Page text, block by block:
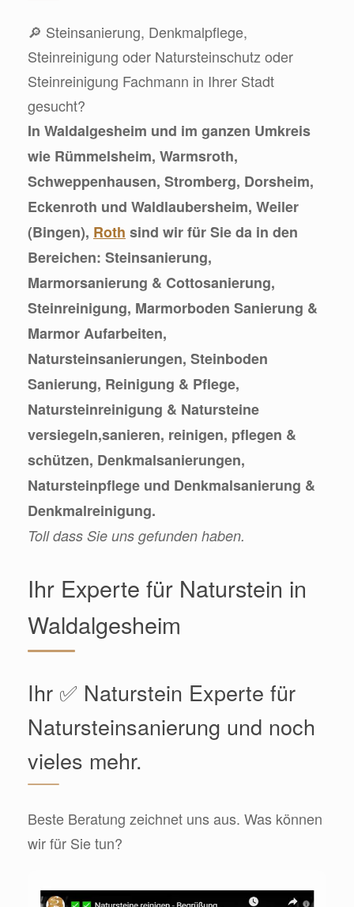
🔎 Steinsanierung, Denkmalpflege,
Steinreinigung oder Natursteinschutz oder
Steinreinigung Fachmann in Ihrer Stadt
gesucht?
In Waldalgesheim und im ganzen Umkreis
wie Rümmelsheim, Warmsroth,
Schweppenhausen, Stromberg, Dorsheim,
Eckenroth und Waldlaubersheim, Weiler
(Bingen), Roth sind wir für Sie da in den
Bereichen: Steinsanierung,
Marmorsanierung & Cottosanierung,
Steinreinigung, Marmorboden Sanierung &
Marmor Aufarbeiten,
Natursteinsanierungen, Steinboden
Sanierung, Reinigung & Pflege,
Natursteinreinigung & Natursteine
versiegeln,sanieren, reinigen, pflegen &
schützen, Denkmalsanierungen,
Natursteinpflege und Denkmalsanierung &
Denkmalreinigung.
Toll dass Sie uns gefunden haben.
Ihr Experte für Naturstein in
Waldalgesheim
Ihr ✅ Naturstein Experte für
Natursteinsanierung und noch
vieles mehr.
Beste Beratung zeichnet uns aus. Was können
wir für Sie tun?